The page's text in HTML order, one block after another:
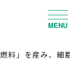
MENU
料」を産み、細